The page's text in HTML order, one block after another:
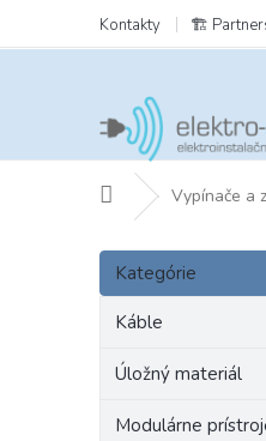
obsah
Kontakty 🏗️
DomovVypínače a
B
č
Preskočiť
kategórie
Kategórie
Káble
Úložný materiál
Modulárne